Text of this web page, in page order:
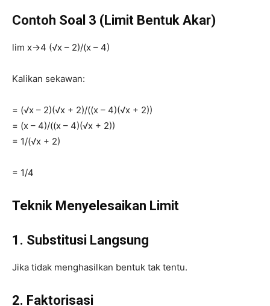
Contoh Soal 3 (Limit Bentuk Akar)
lim x→4 (√x – 2)/(x – 4)
Kalikan sekawan:
= (√x – 2)(√x + 2)/((x – 4)(√x + 2))
= (x – 4)/((x – 4)(√x + 2))
= 1/(√x + 2)
= 1/4
Teknik Menyelesaikan Limit
1. Substitusi Langsung
Jika tidak menghasilkan bentuk tak tentu.
2. Faktorisasi